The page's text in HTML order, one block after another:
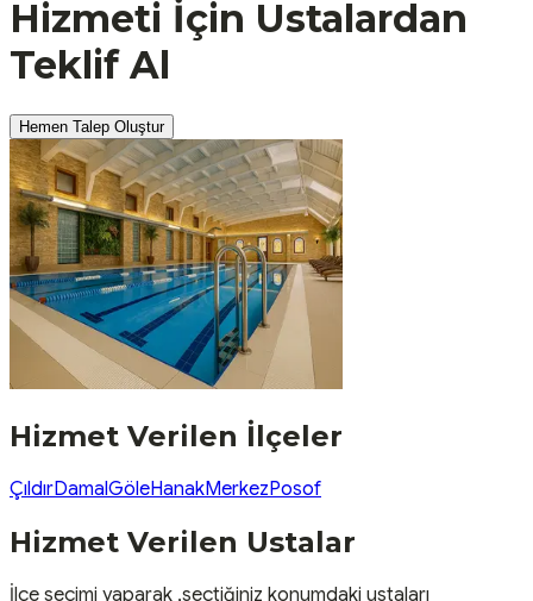
Hizmeti İçin Ustalardan
Teklif Al
Hemen Talep Oluştur
Hizmet Verilen İlçeler
ÇıldırDamalGöleHanakMerkezPosof
Hizmet Verilen Ustalar
İlçe seçimi yaparak ,seçtiğiniz konumdaki ustaları